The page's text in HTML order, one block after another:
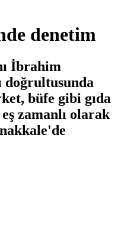
denetim
İbrahim
doğrultusunda
büfe gibi gıda
zamanlı olarak